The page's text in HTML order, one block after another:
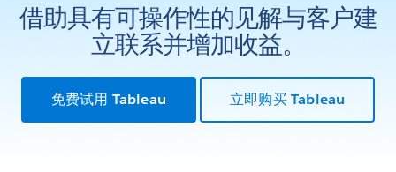
借助具有可操作性的见解与客户建
立联系并增加收益。
免费试用 Tableau 立即购买 Tableau